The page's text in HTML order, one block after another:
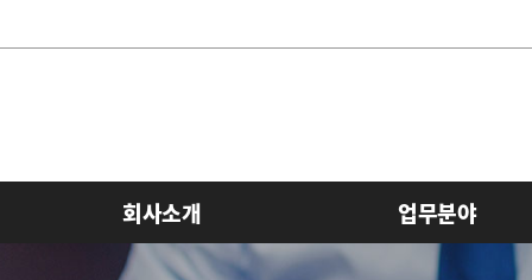
회사소개 업무분야